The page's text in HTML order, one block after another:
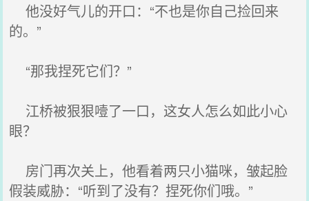
他没好气儿的开口：“不也是你自己捡回来
的。”
“那我捏死它们？”
江桥被狠狠噎了一口，这女人怎么如此小心
眼？
房门再次关上，他看着两只小猫咪，皱起脸
假装威胁：“听到了没有？捏死你们哦。”